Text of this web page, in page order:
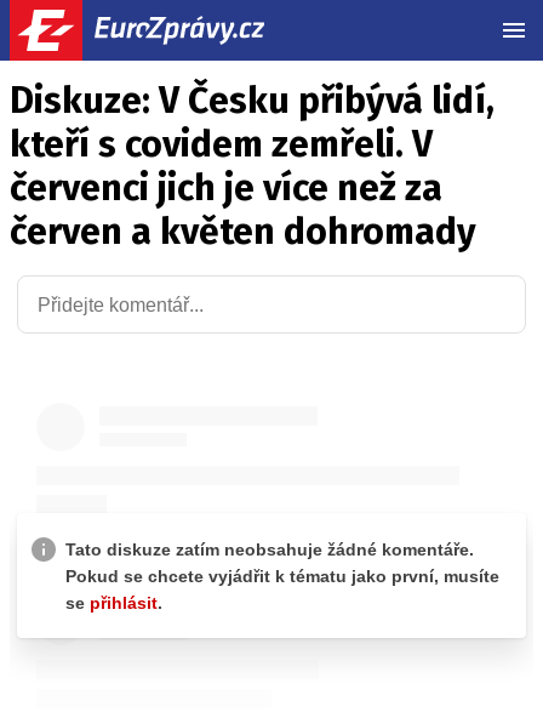
Diskuze: V Česku přibývá lidí,
kteří s covidem zemřeli. V
červenci jich je více než za
červen a květen dohromady